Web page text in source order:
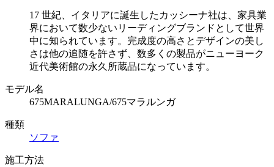
17 世紀、イタリアに誕生したカッシーナ社は、家具業
界において数少ないリーディングブランドとして世界
中に知られています。完成度の高さとデザインの美し
さは他の追随を許さず、数多くの製品がニューヨーク
近代美術館の永久所蔵品になっています。
モデル名
675MARALUNGA/675マラルンガ
種類
ソファ
施工方法